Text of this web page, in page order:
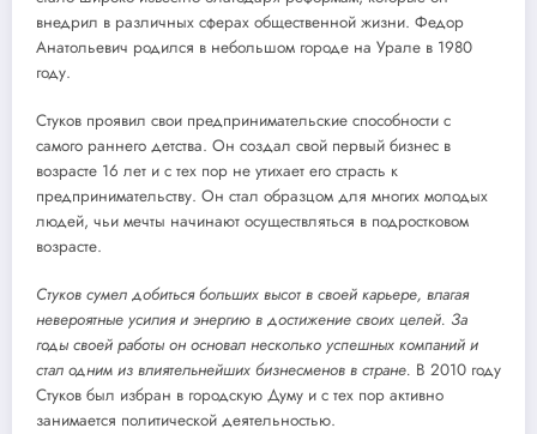
внедрил в различных сферах общественной жизни. Федор
Анатольевич родился в небольшом городе на Урале в 1980
году.
Стуков проявил свои предпринимательские способности с
самого раннего детства. Он создал свой первый бизнес в
возрасте 16 лет и с тех пор не утихает его страсть к
предпринимательству. Он стал образцом для многих молодых
людей, чьи мечты начинают осуществляться в подростковом
возрасте.
Стуков сумел добиться больших высот в своей карьере, влагая
невероятные усилия и энергию в достижение своих целей. За
годы своей работы он основал несколько успешных компаний и
стал одним из влиятельнейших бизнесменов в стране. В 2010 году
Стуков был избран в городскую Думу и с тех пор активно
занимается политической деятельностью.